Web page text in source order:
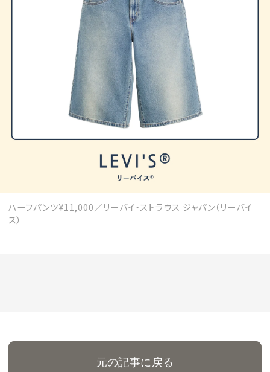
会員登録
Log in or Sign up
SPUR読者のためのメンバーシッププログラム
「The SPUR Club」。便利な機能と特典を無料で楽し
ログイン・新規会員登録
FOLLOW US
MAGAZINE
ハーフパンツ¥11,000／リーバイ・ストラウス ジャパン（リーバイ
ス）
元の記事に戻る